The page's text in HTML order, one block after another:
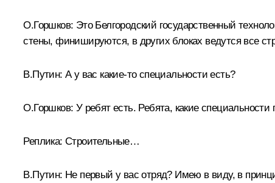
О.Горшков: Это Белгородский государственный
стены, финишируются, в других блоках ведутся все
В.Путин: А у вас какие‑то специальности есть?
О.Горшков: У ребят есть. Ребята, какие
Реплика: Строительные…
В.Путин: Не первый у вас отряд? Имею в виду, в